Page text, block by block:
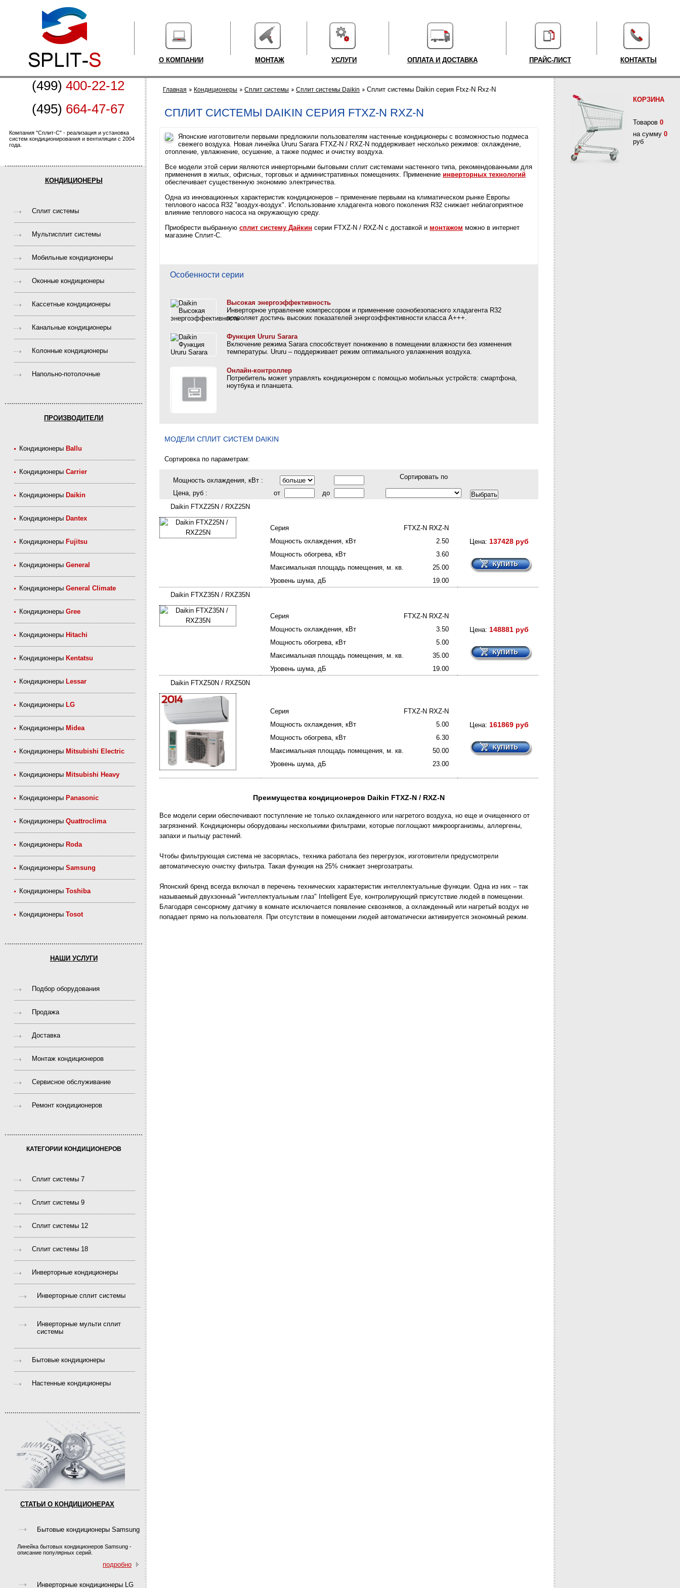
О КОМПАНИИ МОНТАЖ УСЛУГИ ОПЛАТА И ДОСТАВКА ПРАЙС-ЛИСТ КОНТАКТЫ
(499) 400-22-12
(495) 664-47-67
Компания "Сплит-С" - реализация и установка
систем кондиционирования и вентиляции с 2004
года.
КОНДИЦИОНЕРЫ
Cплит системы
Мультисплит системы
Мобильные кондиционеры
Оконные кондиционеры
Кассетные кондиционеры
Канальные кондиционеры
Колонные кондиционеры
Напольно-потолочные
ПРОИЗВОДИТЕЛИ
Кондиционеры Ballu
КондиционерыCarrier
Кондиционеры Daikin
Кондиционеры Dantex
Кондиционеры Fujitsu
КондиционерыGeneral
КондиционерыGeneral Climate
КондиционерыGree
Кондиционеры Hitachi
Кондиционеры Kentatsu
Кондиционеры Lessar
Кондиционеры LG
Кондиционеры Midea
Кондиционеры Mitsubishi Electric
Кондиционеры Mitsubishi Heavy
Кондиционеры Panasonic
КондиционерыQuattroclima
Кондиционеры Roda
КондиционерыSamsung
КондиционерыToshiba
КондиционерыTosot
НАШИ УСЛУГИ
Подбор оборудования
Продажа
Доставка
Монтаж кондиционеров
Сервисное обслуживание
Ремонт кондиционеров
КАТЕГОРИИ КОНДИЦИОНЕРОВ
Сплит системы 7
Сплит системы 9
Сплит системы 12
Сплит системы 18
Инверторные кондиционеры
Инверторные сплит системы
Инверторные мульти сплит
системы
Бытовые кондиционеры
Настенные кондиционеры
СТАТЬИ О КОНДИЦИОНЕРАХ
Бытовые кондиционеры Samsung
Линейка бытовых кондиционеров Samsung -
описание популярных серий.
подробно
Инверторные кондиционеры LG
Главная Кондиционеры Cплит системы Cплит системы Daikin Cплит системы Daikin серия Ftxz-N Rxz-N
CПЛИТ СИСТЕМЫ DAIKIN СЕРИЯ FTXZ-N RXZ-N
Японские изготовители первыми предложили пользователям настенные кондиционеры с возможностью подмеса
свежего воздуха. Новая линейка Ururu Sarara FTXZ-N / RXZ-N поддерживает несколько режимов: охлаждение,
отопление, увлажнение, осушение, а также подмес и очистку воздуха.
Все модели этой серии являются инверторными бытовыми сплит системами настенного типа, рекомендованными для
применения в жилых, офисных, торговых и административных помещениях. Применение инверторных технологий
обеспечивает существенную экономию электричества.
Одна из инновационных характеристик кондиционеров – применение первыми на климатическом рынке Европы
теплового насоса R32 "воздух-воздух". Использование хладагента нового поколения R32 снижает неблагоприятное
влияние теплового насоса на окружающую среду.
Приобрести выбранную сплит систему Дайкин серии FTXZ-N / RXZ-N с доставкой и монтажом можно в интернет
магазине Сплит-С.
Особенности серии
Высокая энергоэффективность
Инверторное управление компрессором и применение озонобезопасного хладагента R32
позволяет достичь высоких показателей энергоэффективности класса A+++.
Функция Ururu Sarara
Включение режима Sarara способствует понижению в помещении влажности без изменения
температуры. Ururu – поддерживает режим оптимального увлажнения воздуха.
Онлайн-контроллер
Потребитель может управлять кондиционером с помощью мобильных устройств: смартфона,
ноутбука и планшета.
МОДЕЛИ CПЛИТ СИСТЕМ DAIKIN
Сортировка по параметрам:
Мощность охлаждения, кВт :
Цена, руб :
от до
Сортировать по
Daikin FTXZ25N / RXZ25N
Серия
FTXZ-N RXZ-N
Мощность охлаждения, кВт
2.50
Мощность обогрева, кВт
3.60
Максимальная площадь помещения, м. кв.
25.00
Уровень шума, дБ
19.00
Цена: 137428 руб
Daikin FTXZ35N / RXZ35N
Серия
FTXZ-N RXZ-N
Мощность охлаждения, кВт
3.50
Мощность обогрева, кВт
5.00
Максимальная площадь помещения, м. кв.
35.00
Уровень шума, дБ
19.00
Цена: 148881 руб
Daikin FTXZ50N / RXZ50N
Серия
FTXZ-N RXZ-N
Мощность охлаждения, кВт
5.00
Мощность обогрева, кВт
6.30
Максимальная площадь помещения, м. кв.
50.00
Уровень шума, дБ
23.00
Цена: 161869 руб
Преимущества кондиционеров Daikin FTXZ-N / RXZ-N
Все модели серии обеспечивают поступление не только охлажденного или нагретого воздуха, но еще и очищенного от
загрязнений. Кондиционеры оборудованы несколькими фильтрами, которые поглощают микроорганизмы, аллергены,
запахи и пыльцу растений.
Чтобы фильтрующая система не засорялась, техника работала без перегрузок, изготовители предусмотрели
автоматическую очистку фильтра. Такая функция на 25% снижает энергозатраты.
Японский бренд всегда включал в перечень технических характеристик интеллектуальные функции. Одна из них – так
называемый двухзонный "интеллектуальным глаз" Intelligent Eye, контролирующий присутствие людей в помещении.
Благодаря сенсорному датчику в комнате исключается появление сквозняков, а охлажденный или нагретый воздух не
попадает прямо на пользователя. При отсутствии в помещении людей автоматически активируется экономный режим.
КОРЗИНА
Товаров 0
на сумму 0
руб